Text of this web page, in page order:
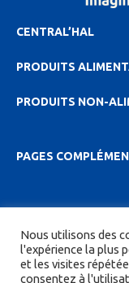
CENTRAL’HAL
PRODUITS
PRODUITS NON-
PAGES
Site
Nous utilisons des
l'expérience la plus
et les visites
consentez à